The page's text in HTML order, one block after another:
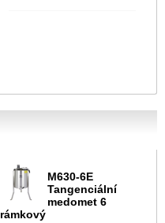
M630-6E
Tangenciální
medomet 6
rámkový